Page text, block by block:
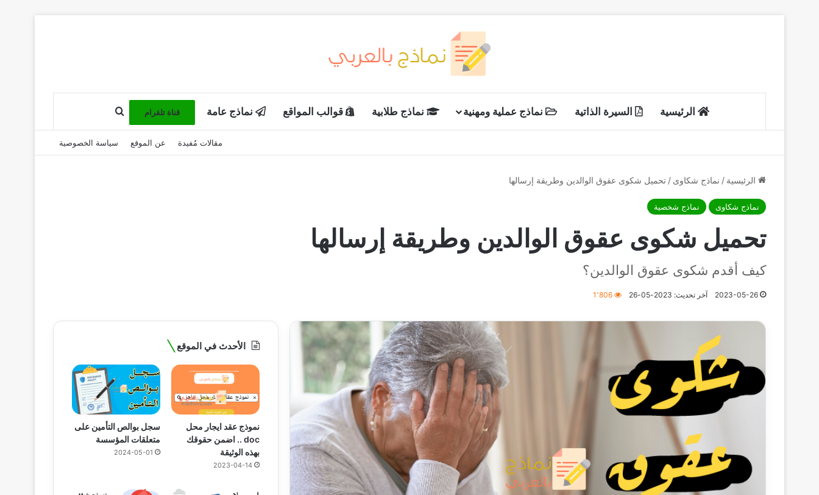
الرئيسية السيرة الذاتية نماذج عملية ومهنية نماذج طلابية قوالب المواقع نماذج عامة قناة تلقرام بحث عن
مقالات مُفيدة عن الموقع سياسة الخصوصية
الرئيسية / نماذج شكاوى / تحميل شكوى عقوق الوالدين وطريقة إرسالها
نماذج شكاوى نماذج شخصية
تحميل شكوى عقوق الوالدين وطريقة إرسالها
كيف أقدم شكوى عقوق الوالدين؟
2023-05-26 آخر تحديث: 2023-05-26 1٬806
الأحدث في الموقع
نموذج عقد ايجار محل
doc .. اضمن حقوقك
بهذه الوثيقة
2023-04-14
سجل بوالص التأمين على
متعلقات المؤسسة
2024-05-01